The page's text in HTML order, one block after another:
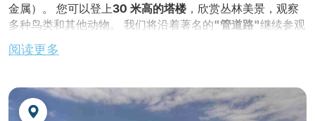
金属）。 您可以登上30 米高的塔楼 ，欣赏丛林美景，观察
多种鸟类和其他动物。 我们将沿着著名的"管道路"继续参观
索伯拉尼亚公园
的传奇之路，在这里您还可以看到许多哺乳动物（吼猴、卷
蛇）、两栖动物、昆虫等。
在加通湖边的一家当地餐馆用午餐。
乘船游览 加通湖的小
阅读更多